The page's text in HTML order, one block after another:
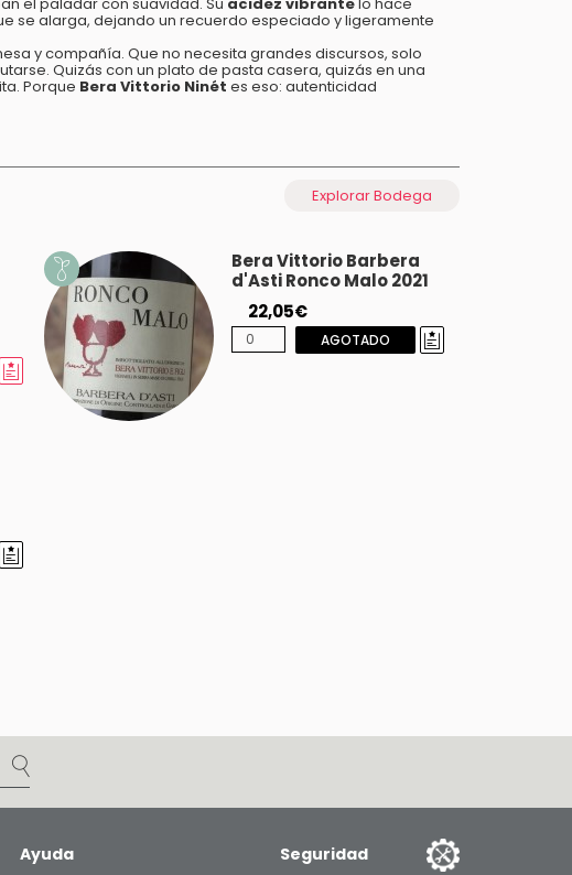
se alarga, dejando un recuerdo especiado y ligeramente
y compañía. Que no necesita grandes discursos, solo
Quizás con un plato de pasta casera, quizás en una
Porque Bera Vittorio Ninét es eso: autenticidad
Explorar Bodega
Bera Vittorio Barbera
d'Asti Ronco Malo 2021
22,05€
AGOTADO
Ayuda Seguridad